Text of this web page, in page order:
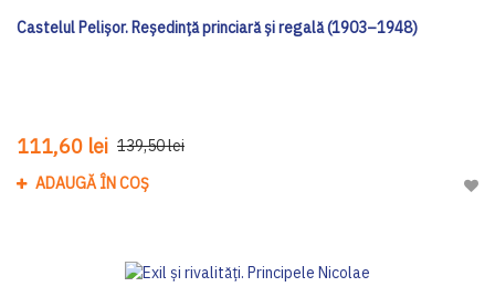
Castelul Pelişor. Reşedinţă princiară şi regală (1903–1948)
111,60 lei 139,50 lei
ADAUGĂ ÎN COȘ